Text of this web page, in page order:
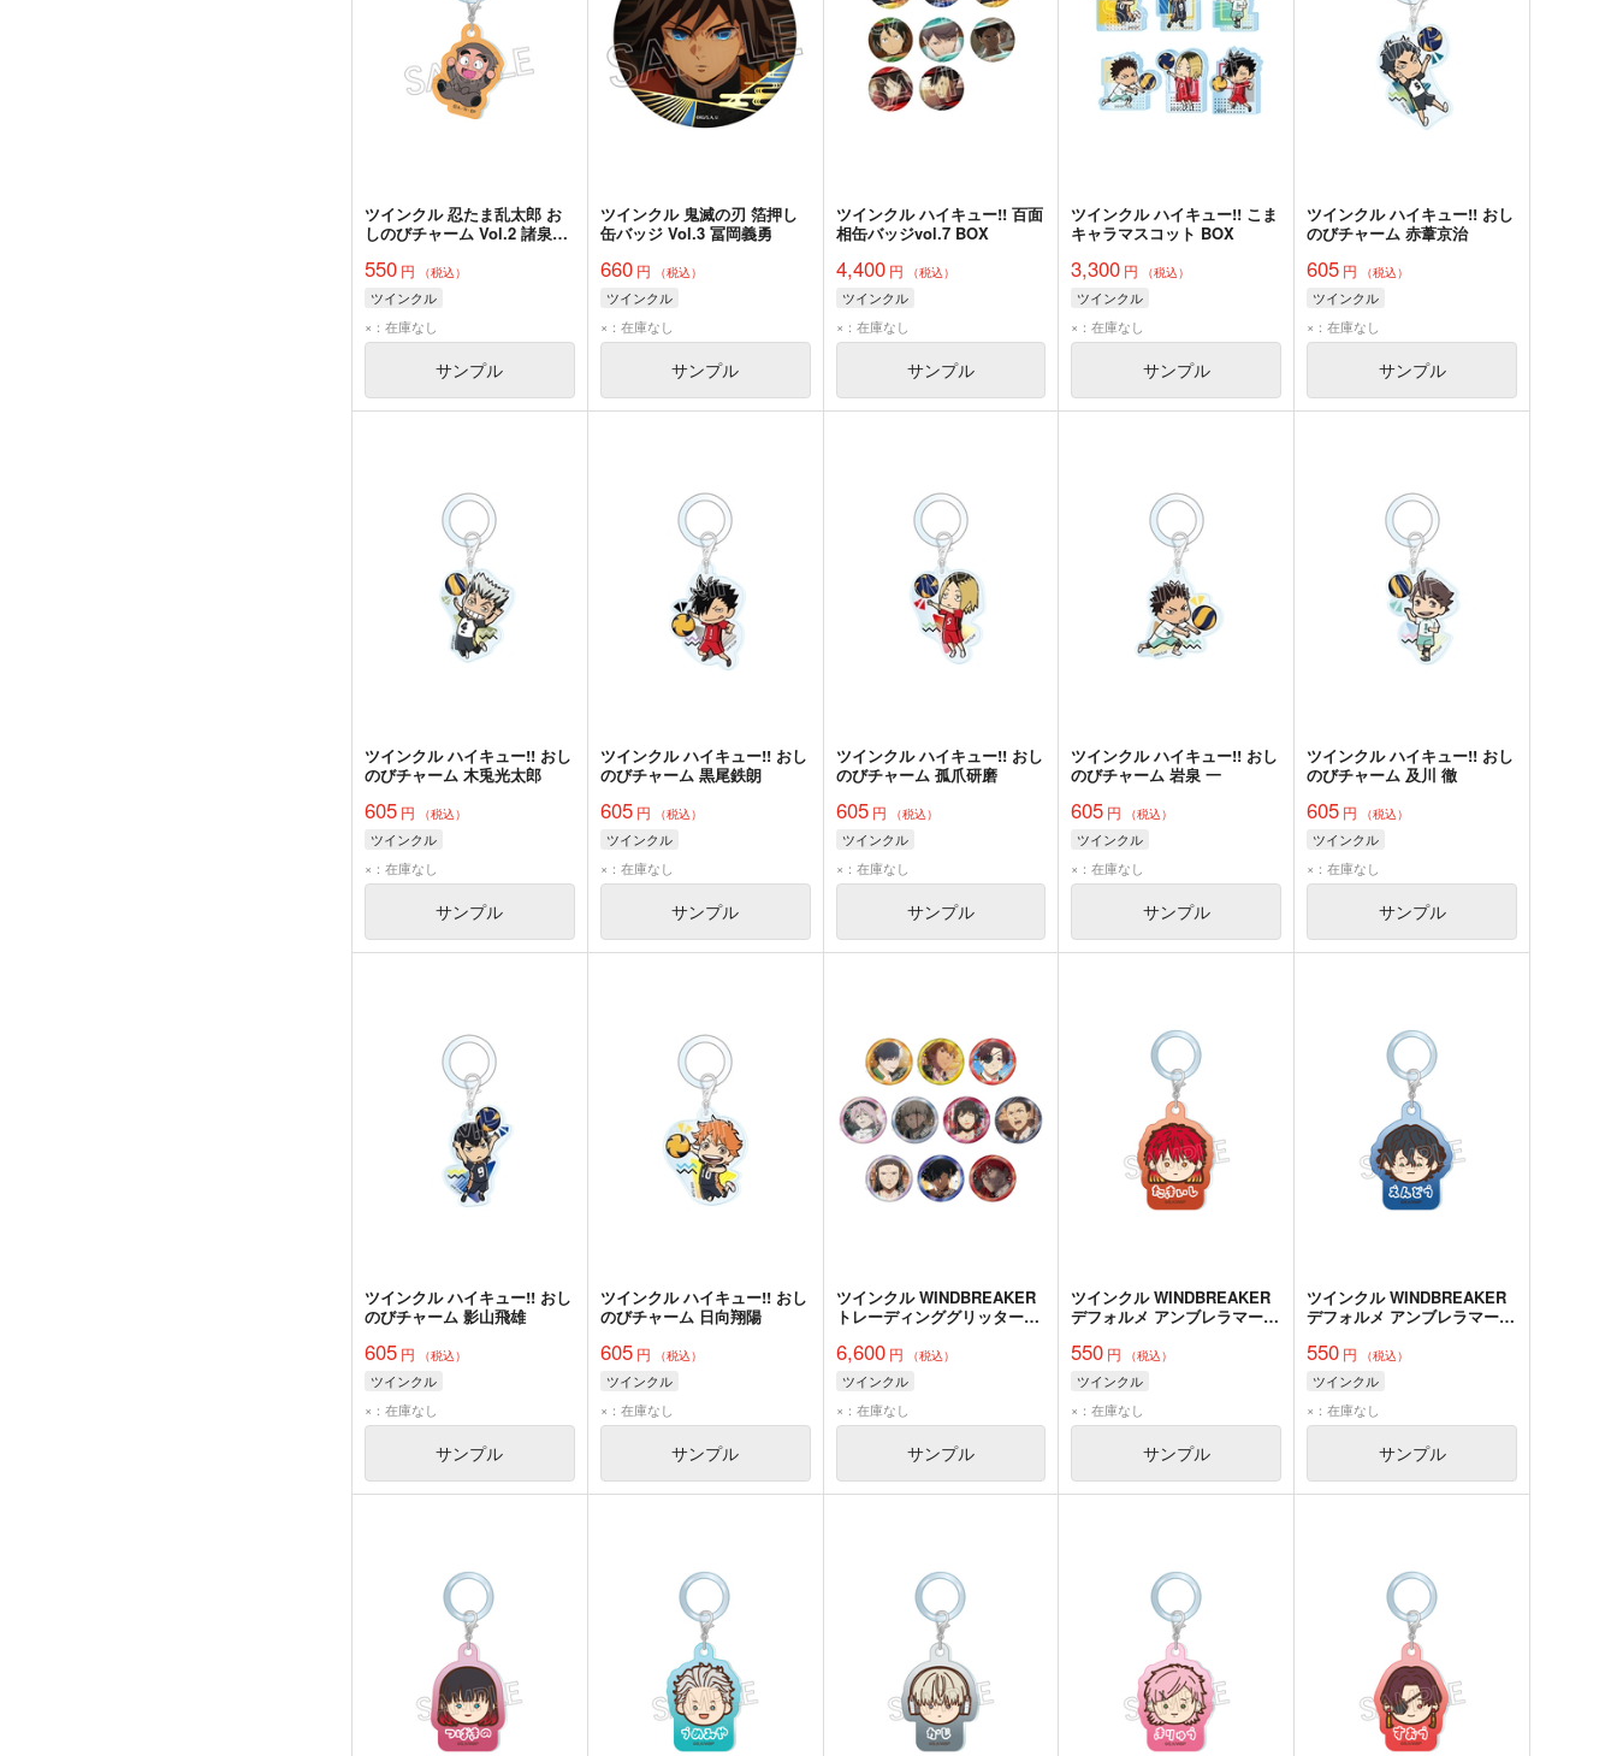
ツインクル 忍たま乱太郎 お
しのびチャーム Vol.2 諸泉尊
550 円 （税込）
ツインクル
×：在庫なし
サンプル
ツインクル 鬼滅の刃 箔押し
缶バッジ Vol.3 冨岡義勇
660円 （税込）
ツインクル
×：在庫なし
サンプル
ツインクル ハイキュー!! 百面
相缶バッジvol.7 BOX
4,400円 （税込）
ツインクル
×：在庫なし
サンプル
ツインクル ハイキュー!! こま
キャラマスコット BOX
3,300 円 （税込）
ツインクル
×：在庫なし
サンプル
ツインクル ハイキュー!! おし
のびチャーム 赤葦京治
605 円 （税込）
ツインクル
×：在庫なし
サンプル
ツインクル ハイキュー!! おし
のびチャーム 木兎光太郎
605 円 （税込）
ツインクル
×：在庫なし
サンプル
ツインクル ハイキュー!! おし
のびチャーム 黒尾鉄朗
605円 （税込）
ツインクル
×：在庫なし
サンプル
ツインクル ハイキュー!! おし
のびチャーム 孤爪研磨
605円 （税込）
ツインクル
×：在庫なし
サンプル
ツインクル ハイキュー!! おし
のびチャーム 岩泉 一
605 円 （税込）
ツインクル
×：在庫なし
サンプル
ツインクル ハイキュー!! おし
のびチャーム 及川 徹
605 円 （税込）
ツインクル
×：在庫なし
サンプル
ツインクル ハイキュー!! おし
のびチャーム 影山飛雄
605 円 （税込）
ツインクル
×：在庫なし
サンプル
ツインクル ハイキュー!! おし
のびチャーム 日向翔陽
605円 （税込）
ツインクル
×：在庫なし
サンプル
ツインクル WINDBREAKER
トレーディンググリッター缶
6,600円 （税込）
ツインクル
×：在庫なし
サンプル
ツインクル WINDBREAKER
デフォルメ アンブレラマーカ
550 円 （税込）
ツインクル
×：在庫なし
サンプル
ツインクル WINDBREAKER
デフォルメ アンブレラマーカ
550 円 （税込）
ツインクル
×：在庫なし
サンプル